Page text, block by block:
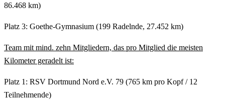
86.468 km)
Platz 3: Goethe-Gymnasium (199 Radelnde, 27.452 km)
Team mit mind. zehn Mitgliedern, das pro Mitglied die meisten
Kilometer geradelt ist:
Platz 1: RSV Dortmund Nord e.V. 79 (765 km pro Kopf / 12
Teilnehmende)